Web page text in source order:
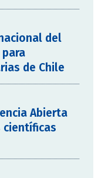
del
de Chile
Abierta
científicas